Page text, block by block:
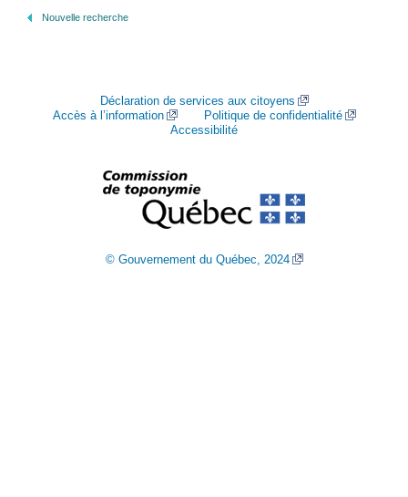
Nouvelle recherche
Déclaration de services aux citoyens
Accès à l’information
Politique de confidentialité
Accessibilité
© Gouvernement du Québec, 2024